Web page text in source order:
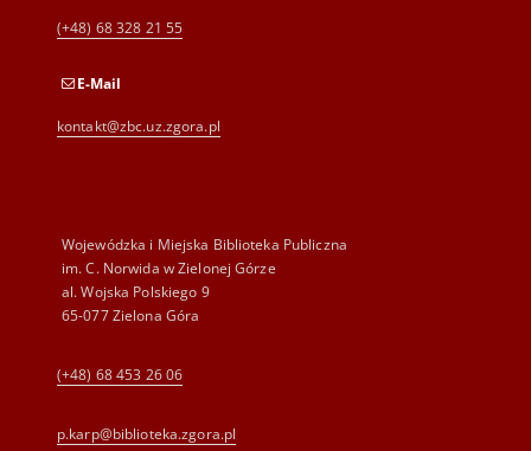
(+48) 68 328 21 55
E-Mail
kontakt@zbc.uz.zgora.pl
Wojewódzka i Miejska Biblioteka Publiczna
im. C. Norwida w Zielonej Górze
al. Wojska Polskiego 9
65-077 Zielona Góra
(+48) 68 453 26 06
p.karp@biblioteka.zgora.pl